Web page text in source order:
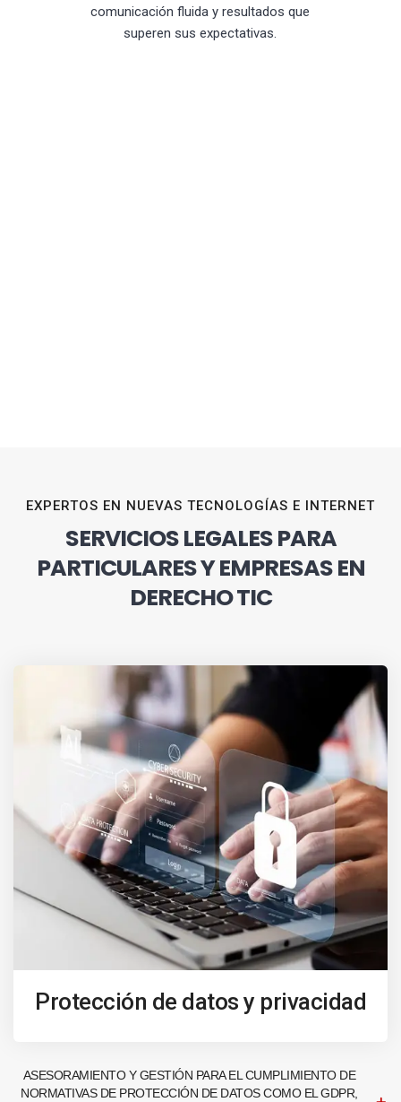
comunicación fluida y resultados que
superen sus expectativas.
EXPERTOS EN NUEVAS TECNOLOGÍAS E INTERNET
SERVICIOS LEGALES PARA
PARTICULARES Y EMPRESAS EN
DERECHO TIC
Protección de datos y privacidad
ASESORAMIENTO Y GESTIÓN PARA EL CUMPLIMIENTO DE
NORMATIVAS DE PROTECCIÓN DE DATOS COMO EL GDPR,